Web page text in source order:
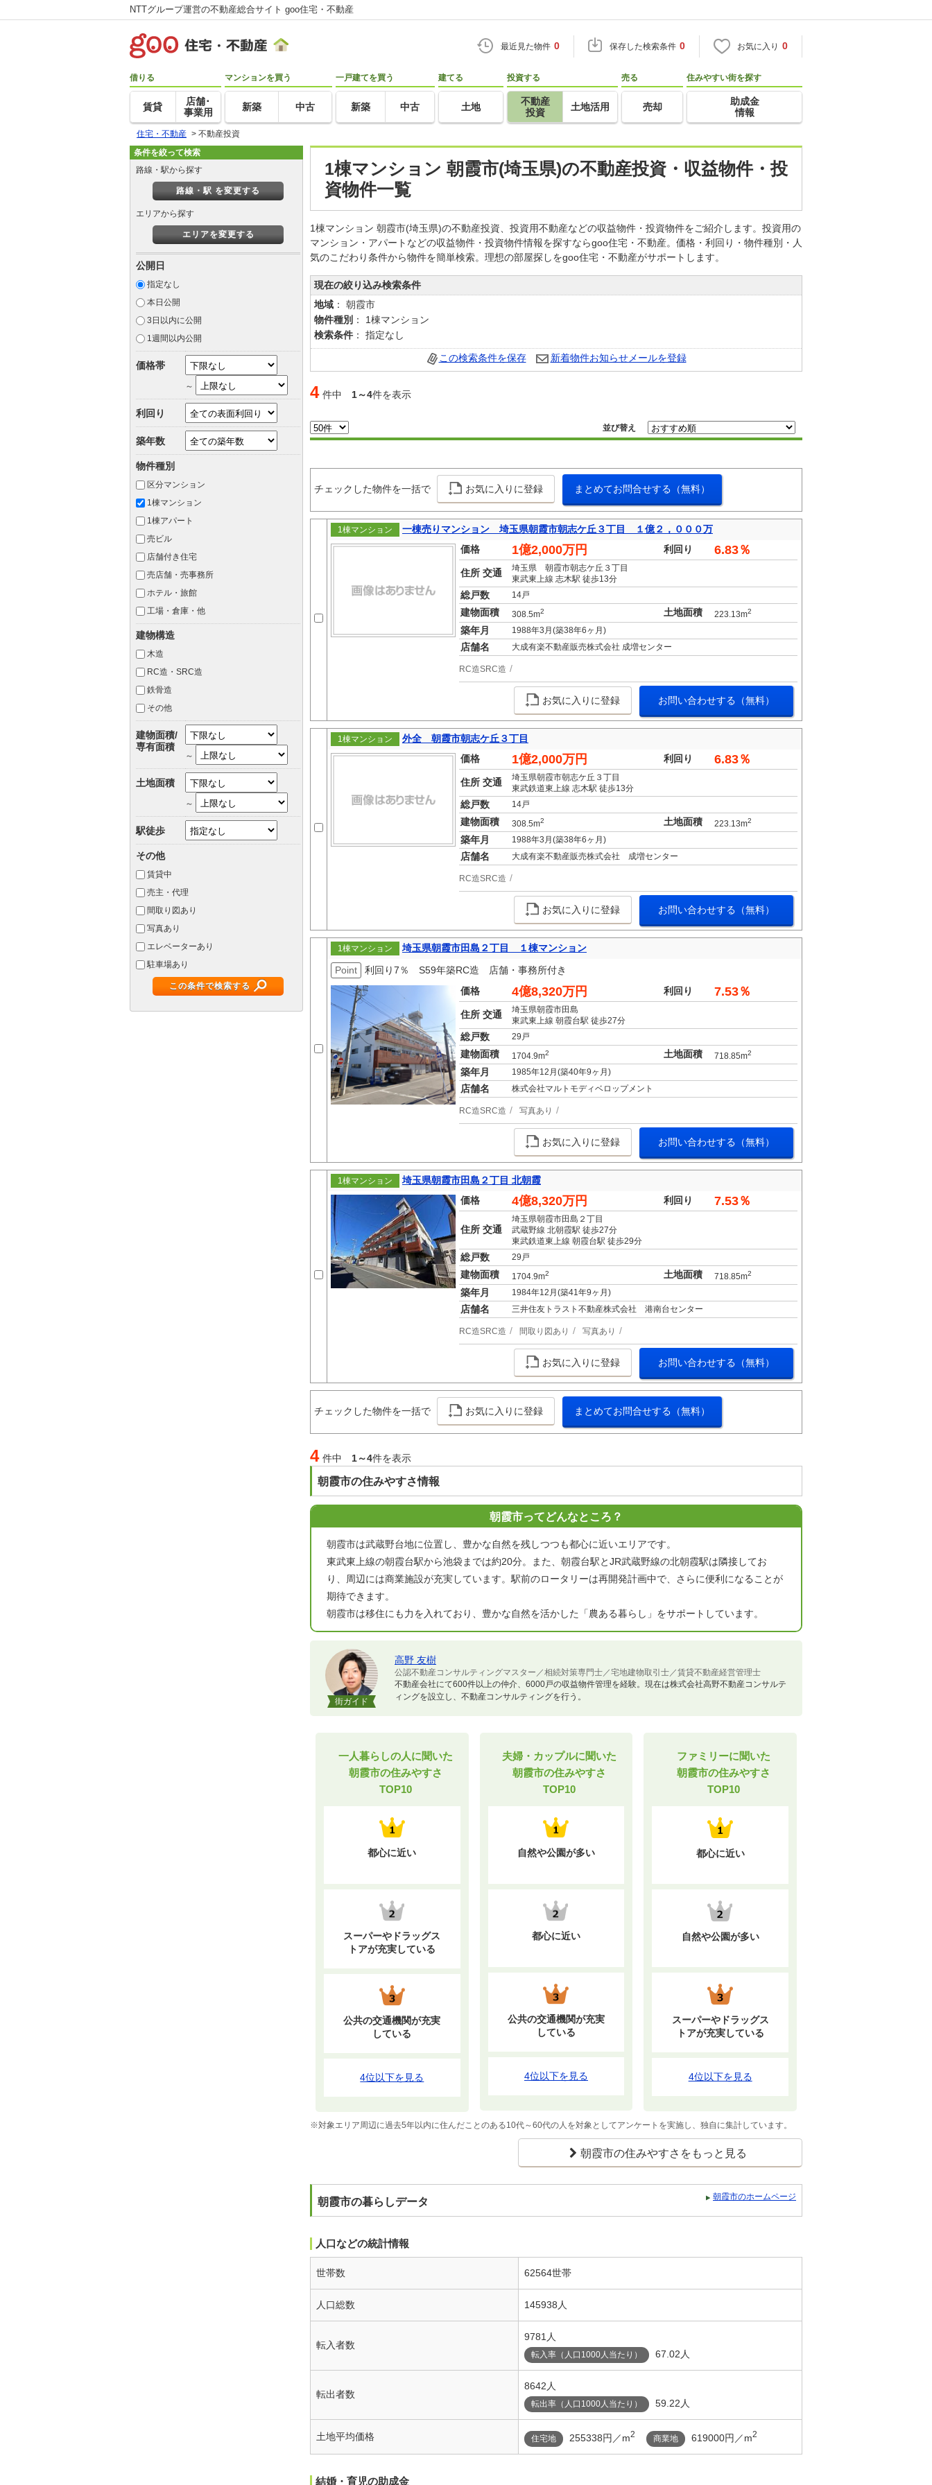
NTTグループ運営の不動産総合サイト goo住宅・不動産
最近見た物件 0 保存した検索条件 0 お気に入り 0
借りる
賃貸
店舗･
事業用
マンションを買う
新築 中古
一戸建てを買う
新築 中古
建てる
土地
投資する
不動産
投資
土地活用
売る
売却
住みやすい街を探す
助成金
情報
住宅・不動産 > 不動産投資
1棟マンション 朝霞市(埼玉県)の不動産投資・収益物件・投
資物件一覧
1棟マンション 朝霞市(埼玉県)の不動産投資、投資用不動産などの収益物件・投資物件をご紹介します。投資用の
マンション・アパートなどの収益物件・投資物件情報を探すならgoo住宅・不動産。価格・利回り・物件種別・人
気のこだわり条件から物件を簡単検索。理想の部屋探しをgoo住宅・不動産がサポートします。
現在の絞り込み検索条件
地域 ： 朝霞市
物件種別 ： 1棟マンション
検索条件 ： 指定なし
この検索条件を保存 新着物件お知らせメールを登録
4 件中 1～4件を表示
並び替え
チェックした物件を一括で お気に入りに登録 まとめてお問合せする（無料）
1棟マンション
一棟売りマンション 埼玉県朝霞市朝志ケ丘３丁目 １億２，０００万
価格
1億2,000万円 利回り 6.83％
住所 交通
埼玉県 朝霞市朝志ケ丘３丁目
東武東上線 志木駅 徒歩13分
総戸数 14戸
建物面積 308.5m2 土地面積 223.13m2
築年月 1988年3月(築38年6ヶ月)
店舗名 大成有楽不動産販売株式会社 成増センター
RC造SRC造
お気に入りに登録 お問い合わせする（無料）
1棟マンション
外全 朝霞市朝志ケ丘３丁目
価格
1億2,000万円 利回り 6.83％
住所 交通
埼玉県朝霞市朝志ケ丘３丁目
東武鉄道東上線 志木駅 徒歩13分
総戸数 14戸
建物面積 308.5m2 土地面積 223.13m2
築年月 1988年3月(築38年6ヶ月)
店舗名 大成有楽不動産販売株式会社 成増センター
RC造SRC造
お気に入りに登録 お問い合わせする（無料）
1棟マンション
埼玉県朝霞市田島２丁目 １棟マンション
Point
利回り7％ S59年築RC造 店舗・事務所付き
価格
4億8,320万円 利回り 7.53％
住所 交通
埼玉県朝霞市田島
東武東上線 朝霞台駅 徒歩27分
総戸数 29戸
建物面積 1704.9m2 土地面積 718.85m2
築年月 1985年12月(築40年9ヶ月)
店舗名 株式会社マルトモディベロップメント
RC造SRC造 写真あり
お気に入りに登録 お問い合わせする（無料）
1棟マンション
埼玉県朝霞市田島２丁目 北朝霞
価格
4億8,320万円 利回り 7.53％
住所 交通
埼玉県朝霞市田島２丁目
武蔵野線 北朝霞駅 徒歩27分
東武鉄道東上線 朝霞台駅 徒歩29分
総戸数 29戸
建物面積 1704.9m2 土地面積 718.85m2
築年月 1984年12月(築41年9ヶ月)
店舗名 三井住友トラスト不動産株式会社 港南台センター
RC造SRC造 間取り図あり 写真あり
お気に入りに登録 お問い合わせする（無料）
チェックした物件を一括で お気に入りに登録 まとめてお問合せする（無料）
4 件中 1～4件を表示
朝霞市の住みやすさ情報
朝霞市ってどんなところ？
朝霞市は武蔵野台地に位置し、豊かな自然を残しつつも都心に近いエリアです。
東武東上線の朝霞台駅から池袋までは約20分。また、朝霞台駅とJR武蔵野線の北朝霞駅は隣接してお
り、周辺には商業施設が充実しています。駅前のロータリーは再開発計画中で、さらに便利になることが
期待できます。
朝霞市は移住にも力を入れており、豊かな自然を活かした「農ある暮らし」をサポートしています。
街ガイド
高野 友樹
公認不動産コンサルティングマスター／相続対策専門士／宅地建物取引士／賃貸不動産経営管理士
不動産会社にて600件以上の仲介、6000戸の収益物件管理を経験。現在は株式会社高野不動産コンサルテ
ィングを設立し、不動産コンサルティングを行う。
一人暮らしの人に聞いた
朝霞市の住みやすさ
TOP10
都心に近い
スーパーやドラッグス
トアが充実している
公共の交通機関が充実
している
4位以下を見る
夫婦・カップルに聞いた
朝霞市の住みやすさ
TOP10
自然や公園が多い
都心に近い
公共の交通機関が充実
している
4位以下を見る
ファミリーに聞いた
朝霞市の住みやすさ
TOP10
都心に近い
自然や公園が多い
スーパーやドラッグス
トアが充実している
4位以下を見る
※対象エリア周辺に過去5年以内に住んだことのある10代～60代の人を対象としてアンケートを実施し、独自に集計しています。
朝霞市の住みやすさをもっと見る
朝霞市の暮らしデータ 朝霞市のホームページ
人口などの統計情報
世帯数 62564世帯
人口総数 145938人
転入者数
9781人
転入率（人口1000人当たり） 67.02人
転出者数
8642人
転出率（人口1000人当たり） 59.22人
土地平均価格 住宅地 255338円／m2 商業地 619000円／m2
結婚・育児の助成金
条件を絞って検索
路線・駅から探す
路線・駅 を変更する
エリアから探す
エリアを変更する
公開日
指定なし
本日公開
3日以内に公開
1週間以内公開
価格帯
～
利回り
築年数
物件種別
区分マンション
1棟マンション
1棟アパート
売ビル
店舗付き住宅
売店舗・売事務所
ホテル・旅館
工場・倉庫・他
建物構造
木造
RC造・SRC造
鉄骨造
その他
建物面積/
専有面積
～
土地面積
～
駅徒歩
その他
賃貸中
売主・代理
間取り図あり
写真あり
エレベーターあり
駐車場あり
この条件で検索する